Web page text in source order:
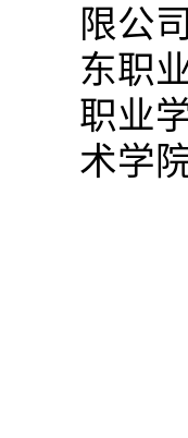
限公
东职
职业
术学